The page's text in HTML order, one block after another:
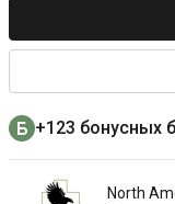
+123 бонусных
North